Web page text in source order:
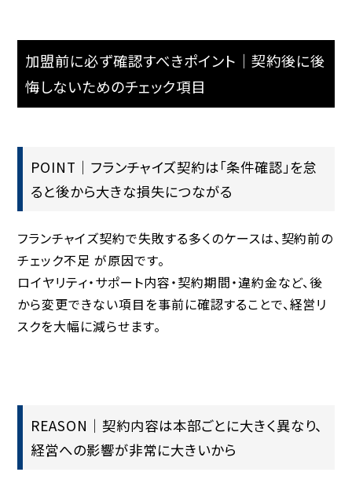
加盟前に必ず確認すべきポイント｜契約後に後
悔しないためのチェック項目
POINT｜フランチャイズ契約は「条件確認」を怠
ると後から大きな損失につながる
フランチャイズ契約で失敗する多くのケースは、契約前の
チェック不足 が原因です。
ロイヤリティ・サポート内容・契約期間・違約金など、後
から変更できない項目を事前に確認することで、経営リ
スクを大幅に減らせます。
REASON｜契約内容は本部ごとに大きく異なり、
経営への影響が非常に大きいから